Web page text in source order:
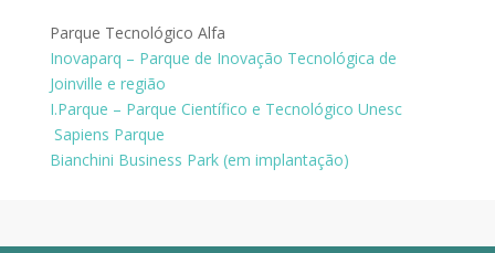
Parque Tecnológico Alfa
Inovaparq – Parque de Inovação Tecnológica de
Joinville e região
I.Parque – Parque Científico e Tecnológico Unesc
Sapiens Parque
Bianchini Business Park (em implantação)